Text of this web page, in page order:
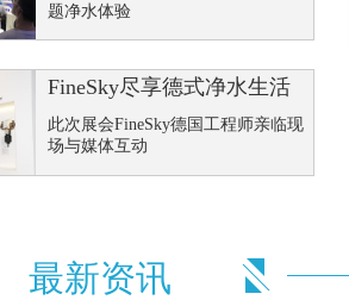
题净水体验
FineSky尽享德式净水生活
此次展会FineSky德国工程师亲临现
场与媒体互动
最新资讯